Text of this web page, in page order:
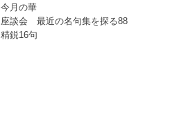
今月の華
座談会 最近の名句集を探る88
精鋭16句